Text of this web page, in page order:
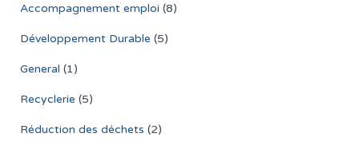
Accompagnement emploi (8)
Développement Durable (5)
General (1)
Recyclerie (5)
Réduction des déchets (2)